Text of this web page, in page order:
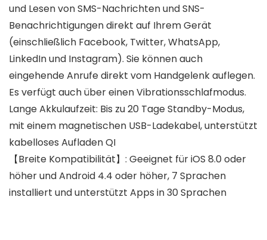
und Lesen von SMS-Nachrichten und SNS-
Benachrichtigungen direkt auf Ihrem Gerät
(einschließlich Facebook, Twitter, WhatsApp,
LinkedIn und Instagram). Sie können auch
eingehende Anrufe direkt vom Handgelenk auflegen.
Es verfügt auch über einen Vibrationsschlafmodus.
Lange Akkulaufzeit: Bis zu 20 Tage Standby-Modus,
mit einem magnetischen USB-Ladekabel, unterstützt
kabelloses Aufladen QI
【Breite Kompatibilität】: Geeignet für iOS 8.0 oder
höher und Android 4.4 oder höher, 7 Sprachen
installiert und unterstützt Apps in 30 Sprachen